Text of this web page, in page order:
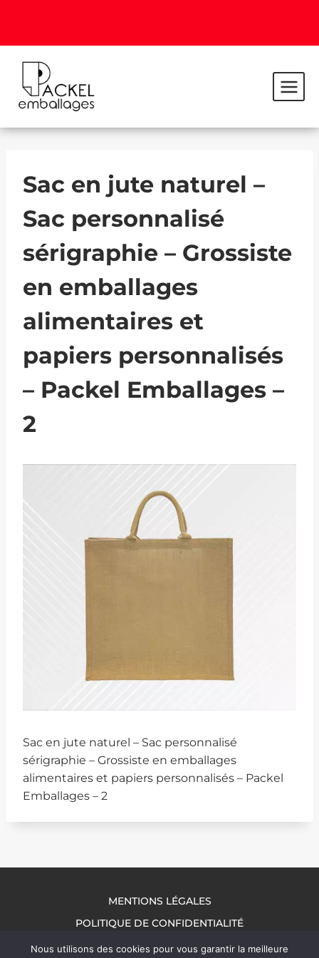
Sac en jute naturel –
Sac personnalisé
sérigraphie – Grossiste
en emballages
alimentaires et
papiers personnalisés
– Packel Emballages –
2
Sac en jute naturel – Sac personnalisé
sérigraphie – Grossiste en emballages
alimentaires et papiers personnalisés – Packel
Emballages – 2
MENTIONS LÉGALES
POLITIQUE DE CONFIDENTIALITÉ
NOUS CONTACTER
Nous utilisons des cookies pour vous garantir la meilleure